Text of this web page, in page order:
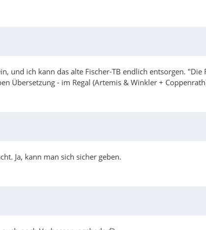
und ich kann das alte Fischer-TB endlich entsorgen. "Die
Übersetzung - im Regal (Artemis & Winkler +
Ja, kann man sich sicher geben.